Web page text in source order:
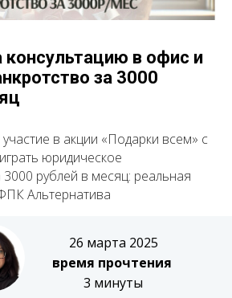
консультацию в офис и
за 3000
в акции «Подарки всем» с
юридическое
рублей в месяц: реальная
Альтернатива
26 марта 2025
3 минуты
время прочтения